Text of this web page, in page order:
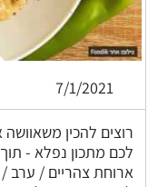
7/1/2021
רוצים להכין
ארוחת צהריים /